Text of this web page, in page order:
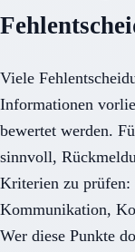
Viele
Informationen
bewertet werden.
sinnvoll,
Kriterien zu prüfen:
Kommunikation,
Wer diese Punkte